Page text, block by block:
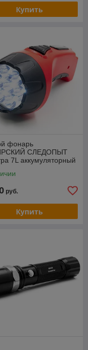
Купить
фонарь
СЛЕДОПЫТ
7L аккумуляторный
руб.
Купить